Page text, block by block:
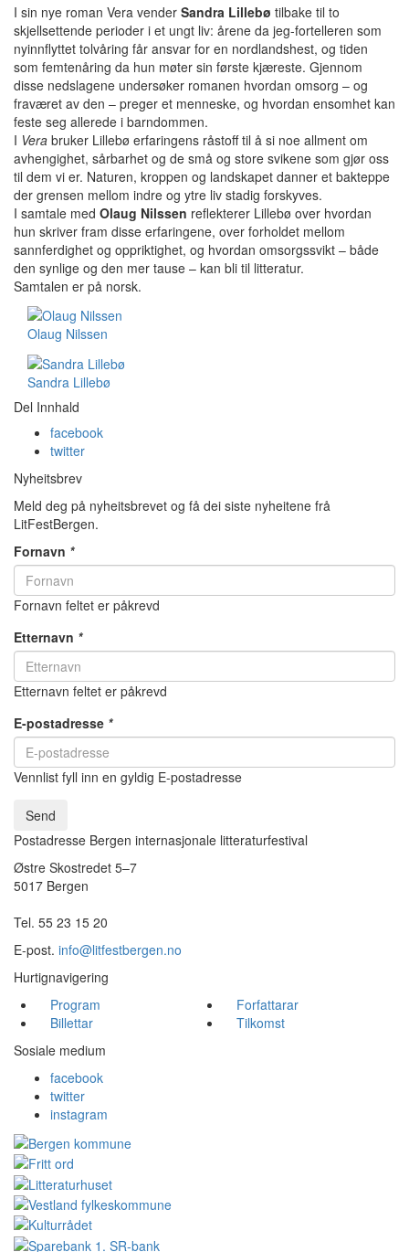
I sin nye roman Vera vender Sandra Lillebø tilbake til to
skjellsettende perioder i et ungt liv: årene da jeg-fortelleren som
nyinnflyttet tolvåring får ansvar for en nordlandshest, og tiden
som femtenåring da hun møter sin første kjæreste. Gjennom
disse nedslagene undersøker romanen hvordan omsorg – og
fraværet av den – preger et menneske, og hvordan ensomhet kan
feste seg allerede i barndommen.
I Vera bruker Lillebø erfaringens råstoff til å si noe allment om
avhengighet, sårbarhet og de små og store svikene som gjør oss
til dem vi er. Naturen, kroppen og landskapet danner et bakteppe
der grensen mellom indre og ytre liv stadig forskyves.
I samtale med Olaug Nilssen reflekterer Lillebø over hvordan
hun skriver fram disse erfaringene, over forholdet mellom
sannferdighet og oppriktighet, og hvordan omsorgssvikt – både
den synlige og den mer tause – kan bli til litteratur.
Samtalen er på norsk.
Olaug Nilssen
Sandra Lillebø
Del Innhald
facebook
twitter
Nyheitsbrev
Meld deg på nyheitsbrevet og få dei siste nyheitene frå
LitFestBergen.
Fornavn *
Fornavn feltet er påkrevd
Etternavn *
Etternavn feltet er påkrevd
E-postadresse *
Vennlist fyll inn en gyldig E-postadresse
Send
Postadresse Bergen internasjonale litteraturfestival
Østre Skostredet 5–7
5017 Bergen
Tel. 55 23 15 20
E-post. info@litfestbergen.no
Hurtignavigering
Program
Forfattarar
Billettar
Tilkomst
Sosiale medium
facebook
twitter
instagram